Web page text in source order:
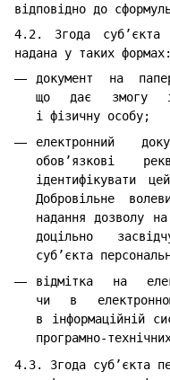
відповідно до
4.2. Згода суб’єкта
надана у таких формах:
документ на
що дає змогу
і фізичну особу;
електронний
обов’язкові
ідентифікувати
Добровільне
надання дозволу
доцільно
суб’єкта
відмітка на
чи в
в інформаційній
програмно-
4.3. Згода суб’єкта